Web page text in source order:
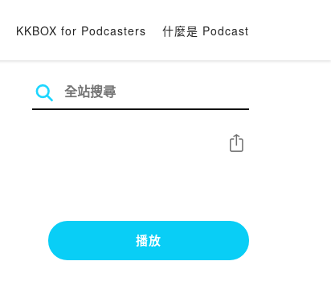
KKBOX for Podcasters 什麼是 Podcast
分享
播放